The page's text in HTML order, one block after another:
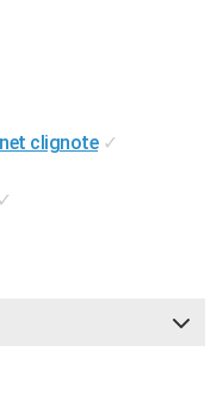
clignote ✓
✓